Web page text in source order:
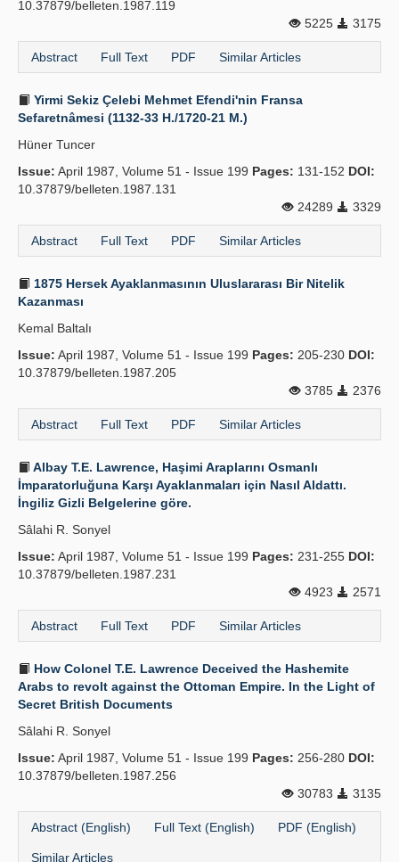
10.37879/belleten.1987.119
5225
3175
Abstract Full Text PDF Similar Articles
Yirmi Sekiz Çelebi Mehmet Efendi'nin Fransa
Sefaretnâmesi (1132-33 H./1720-21 M.)
Hüner Tuncer
Issue: April 1987, Volume 51 - Issue 199 Pages: 131-152 DOI:
10.37879/belleten.1987.131
24289
3329
Abstract Full Text PDF Similar Articles
1875 Hersek Ayaklanmasının Uluslararası Bir Nitelik
Kazanması
Kemal Baltalı
Issue: April 1987, Volume 51 - Issue 199 Pages: 205-230 DOI:
10.37879/belleten.1987.205
3785
2376
Abstract Full Text PDF Similar Articles
Albay T.E. Lawrence, Haşimi Araplarını Osmanlı
İmparatorluğuna Karşı Ayaklanmaları için Nasıl Aldattı.
İngiliz Gizli Belgelerine göre.
Sâlahi R. Sonyel
Issue: April 1987, Volume 51 - Issue 199 Pages: 231-255 DOI:
10.37879/belleten.1987.231
4923
2571
Abstract Full Text PDF Similar Articles
How Colonel T.E. Lawrence Deceived the Hashemite
Arabs to revolt against the Ottoman Empire. In the Light of
Secret British Documents
Sâlahi R. Sonyel
Issue: April 1987, Volume 51 - Issue 199 Pages: 256-280 DOI:
10.37879/belleten.1987.256
30783
3135
Abstract (English) Full Text (English) PDF (English)
Similar Articles